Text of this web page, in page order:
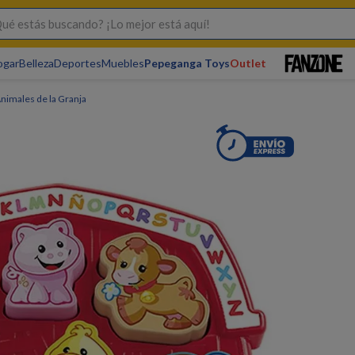
buscando? ¡Lo mejor está aquí!
BellezaDeportesMueblesPepeganga ToysOutlet
de la Granja